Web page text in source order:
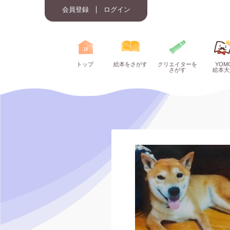
会員登録 ログイン
トップ 絵本をさがす
クリエイターを
さがす
絵本